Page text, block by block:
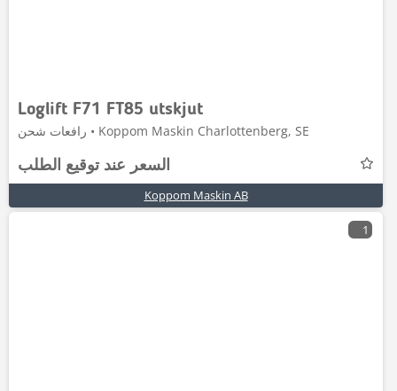
Loglift F71 FT85 utskjut
رافعات شحن • Koppom Maskin Charlottenberg, SE
السعر عند توقيع الطلب
Koppom Maskin AB
1